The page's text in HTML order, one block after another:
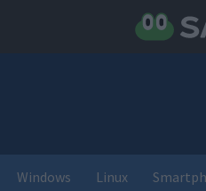
Windows Linux